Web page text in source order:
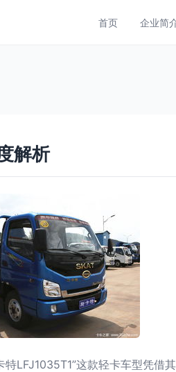
首页 企业简
解析
LFJ1035T1”这款轻卡车型凭借